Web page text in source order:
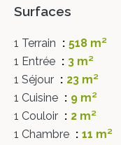
Surfaces
1 Terrain
518 m²
1 Entrée
3 m²
1 Séjour
23 m²
1 Cuisine
9 m²
1 Couloir
2 m²
1 Chambre
11 m²